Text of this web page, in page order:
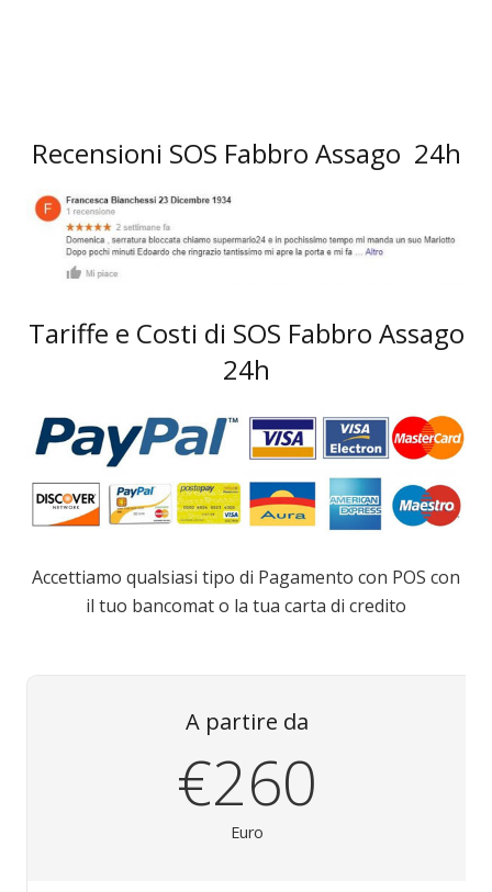
Recensioni SOS Fabbro Assago 24h
Tariffe e Costi di SOS Fabbro Assago
24h
Accettiamo qualsiasi tipo di Pagamento con POS con
il tuo bancomat o la tua carta di credito
A partire da
€260
Euro